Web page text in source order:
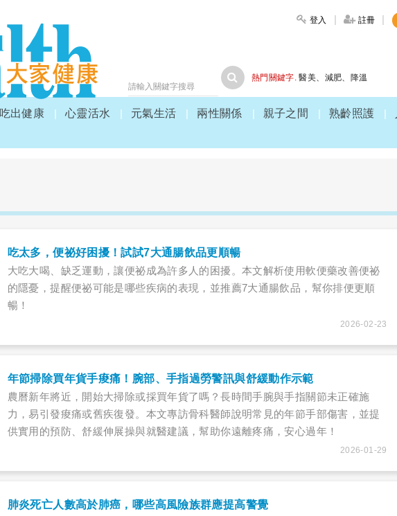
登入 註冊
熱門關鍵字. 醫美、 減肥、 降溫
吃出健康 心靈活水 元氣生活 兩性關係 親子之間 熟齡照護
吃太多，便祕好困擾！試試7大通腸飲品更順暢
大吃大喝、缺乏運動，讓便祕成為許多人的困擾。本文解析使用軟便藥改善便祕
的隱憂，提醒便祕可能是哪些疾病的表現，並推薦7大通腸飲品，幫你排便更順
暢！
2026-02-23
年節掃除買年貨手痠痛！腕部、手指過勞警訊與舒緩動作示範
農曆新年將近，開始大掃除或採買年貨了嗎？長時間手腕與手指關節未正確施
力，易引發痠痛或舊疾復發。本文專訪骨科醫師說明常見的年節手部傷害，並提
供實用的預防、舒緩伸展操與就醫建議，幫助你遠離疼痛，安心過年！
2026-01-29
肺炎死亡人數高於肺癌，哪些高風險族群應提高警覺